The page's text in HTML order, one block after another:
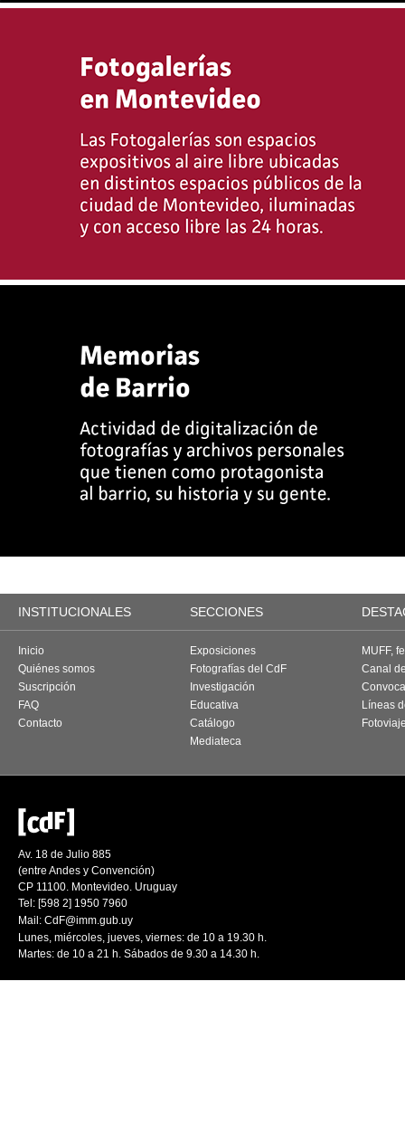
INSTITUCIONALES SECCIONES
Inicio
Quiénes somos
Suscripción
FAQ
Contacto
Exposiciones
Fotografías del CdF
Investigación
Educativa
Catálogo
Mediateca
MUFF,
Canal
Líneas
Av. 18 de Julio 885
(entre Andes y Convención)
CP 11100. Montevideo. Uruguay
Tel: [598 2] 1950 7960
Mail: CdF@imm.gub.uy
Lunes, miércoles, jueves, viernes: de 10 a 19.30 h.
Martes: de 10 a 21 h. Sábados de 9.30 a 14.30 h.